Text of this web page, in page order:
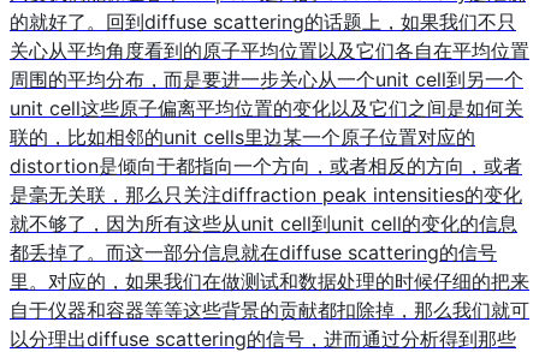
的就好了。回到diffuse scattering的话题上，如果我们不只
关心从平均角度看到的原子平均位置以及它们各自在平均位置
周围的平均分布，而是要进一步关心从一个unit cell到另一个
unit cell这些原子偏离平均位置的变化以及它们之间是如何关
联的，比如相邻的unit cells里边某一个原子位置对应的
distortion是倾向于都指向一个方向，或者相反的方向，或者
是毫无关联，那么只关注diffraction peak intensities的变化
就不够了，因为所有这些从unit cell到unit cell的变化的信息
都丢掉了。而这一部分信息就在diffuse scattering的信号
里。对应的，如果我们在做测试和数据处理的时候仔细的把来
自于仪器和容器等等这些背景的贡献都扣除掉，那么我们就可
以分理出diffuse scattering的信号，进而通过分析得到那些